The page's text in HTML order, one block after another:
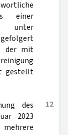
einer
unter
gefolgert
der mit
gestellt
12
des
2023